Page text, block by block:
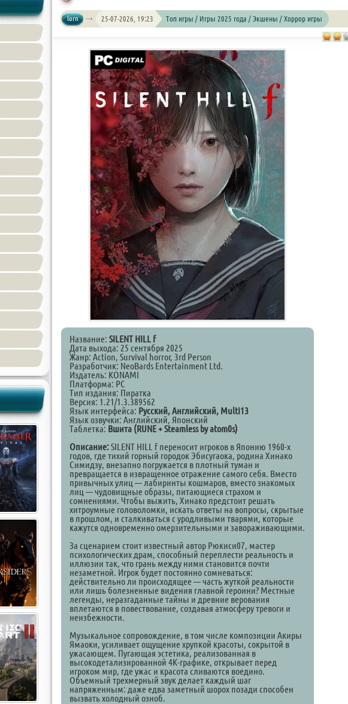
lorn 25-07-2026, 19:23 Топ игры / Игры 2025 года / Экшены / Хоррор игры
Название: SILENT HILL f
Дата выхода: 25 сентября 2025
Жанр: Action, Survival horror, 3rd Person
Разработчик: NeoBards Entertainment Ltd.
Издатель: KONAMI
Платформа: PC
Тип издания: Пиратка
Версия: 1.21/1.3.389562
Язык интерфейса: Русский, Английский, Multi13
Язык озвучки: Английский, Японский
Таблетка: Вшита (RUNE + Steamless by atom0s)
Описание:SILENT HILL f переносит игроков в Японию 1960-х
годов, где тихий горный городок Эбисугаока, родина Хинако
Симидзу, внезапно погружается в плотный туман и
превращается в извращенное отражение самого себя. Вместо
привычных улиц — лабиринты кошмаров, вместо знакомых
лиц — чудовищные образы, питающиеся страхом и
сомнениями. Чтобы выжить, Хинако предстоит решать
хитроумные головоломки, искать ответы на вопросы, скрытые
в прошлом, и сталкиваться с уродливыми тварями, которые
кажутся одновременно омерзительными и завораживающими.
За сценарием стоит известный автор Рюкиси07, мастер
психологических драм, способный переплести реальность и
иллюзии так, что грань между ними становится почти
незаметной. Игрок будет постоянно сомневаться:
действительно ли происходящее — часть жуткой реальности
или лишь болезненные видения главной героини? Местные
легенды, неразгаданные тайны и древние верования
вплетаются в повествование, создавая атмосферу тревоги и
неизбежности.
Музыкальное сопровождение, в том числе композиции Акиры
Ямаоки, усиливает ощущение хрупкой красоты, сокрытой в
ужасающем. Пугающая эстетика, реализованная в
высокодетализированной 4K-графике, открывает перед
игроком мир, где ужас и красота сливаются воедино.
Объемный трехмерный звук делает каждый шаг
напряженным: даже едва заметный шорох позади способен
вызвать холодный озноб.